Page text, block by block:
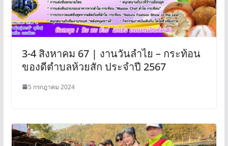
3-4 สิงหาคม 67 | งานวันลำไย – กระท้อน
ของดีตำบลห้วยสัก ประจำปี 2567
5 กรกฎาคม 2024